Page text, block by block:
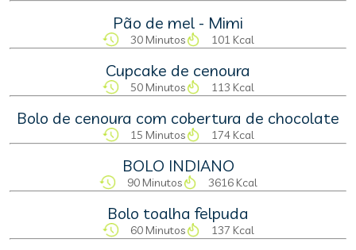
Pão de mel - Mimi
30 Minutos 101 Kcal
Cupcake de cenoura
50 Minutos 113 Kcal
Bolo de cenoura com cobertura de chocolate
15 Minutos 174 Kcal
BOLO INDIANO
90 Minutos 3616 Kcal
Bolo toalha felpuda
60 Minutos 137 Kcal